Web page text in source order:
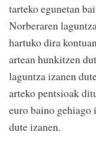
tarteko egunetan
Norberaren
hartuko dira
artean hunkitzen
laguntza izanen
arteko pentsioak
euro baino gehiago
dute izanen.